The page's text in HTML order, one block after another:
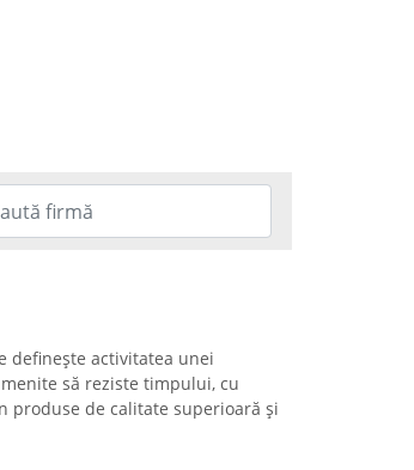
definește activitatea unei
să reziste timpului, cu
produse de calitate superioară și